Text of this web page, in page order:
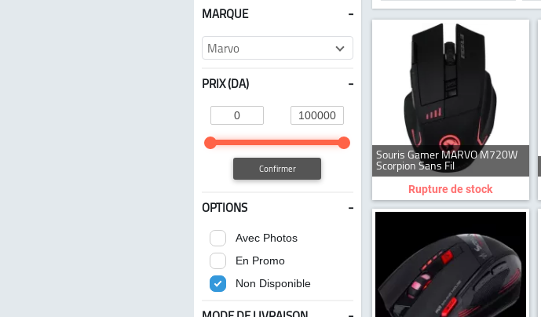
MARQUE
-
Marvo
PRIX (DA)
-
Confirmer
OPTIONS -
Avec Photos
En Promo
Non Disponible
Souris Gamer MARVO M720W
Scorpion Sans Fil
Rupture de stock